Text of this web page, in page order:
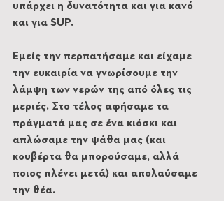
υπάρχει η δυνατότητα και για κανό
και για SUP.
Εμείς την περπατήσαμε και είχαμε
την ευκαιρία να γνωρίσουμε την
λάμψη των νερών της από όλες τις
μεριές. Στο τέλος αφήσαμε τα
πράγματά μας σε ένα κιόσκι και
απλώσαμε την ψάθα μας (και
κουβέρτα θα μπορούσαμε, αλλά
ποιος πλένει μετά) και απολαύσαμε
την θέα.